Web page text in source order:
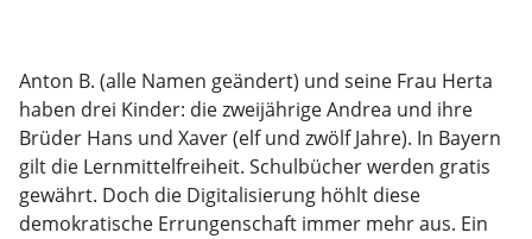
Anton B. (alle Namen geändert) und seine Frau Herta
haben drei Kinder: die zweijährige Andrea und ihre
Brüder Hans und Xaver (elf und zwölf Jahre). In Bayern
gilt die Lernmittelfreiheit. Schulbücher werden gratis
gewährt. Doch die Digitalisierung höhlt diese
demokratische Errungenschaft immer mehr aus. Ein